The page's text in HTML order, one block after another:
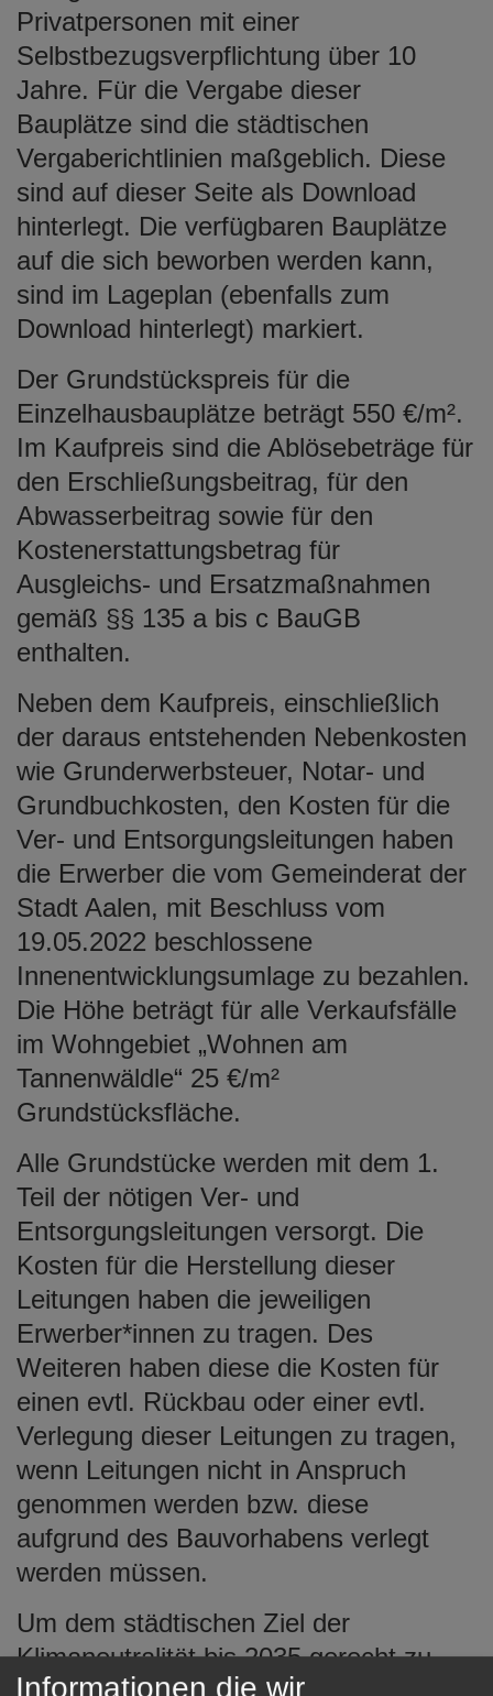
Privatpersonen mit einer
Selbstbezugsverpflichtung über 10
Jahre. Für die Vergabe dieser
Bauplätze sind die städtischen
Vergaberichtlinien maßgeblich. Diese
sind auf dieser Seite als Download
hinterlegt. Die verfügbaren Bauplätze
auf die sich beworben werden kann,
sind im Lageplan (ebenfalls zum
Download hinterlegt) markiert.
Der Grundstückspreis für die
Einzelhausbauplätze beträgt 550 €/m².
Im Kaufpreis sind die Ablösebeträge für
den Erschließungsbeitrag, für den
Abwasserbeitrag sowie für den
Kostenerstattungsbetrag für
Ausgleichs- und Ersatzmaßnahmen
gemäß §§ 135 a bis c BauGB
enthalten.
Neben dem Kaufpreis, einschließlich
der daraus entstehenden Nebenkosten
wie Grunderwerbsteuer, Notar- und
Grundbuchkosten, den Kosten für die
Ver- und Entsorgungsleitungen haben
die Erwerber die vom Gemeinderat der
Stadt Aalen, mit Beschluss vom
19.05.2022 beschlossene
Innenentwicklungsumlage zu bezahlen.
Die Höhe beträgt für alle Verkaufsfälle
im Wohngebiet „Wohnen am
Tannenwäldle“ 25 €/m²
Grundstücksfläche.
Alle Grundstücke werden mit dem 1.
Teil der nötigen Ver- und
Entsorgungsleitungen versorgt. Die
Kosten für die Herstellung dieser
Leitungen haben die jeweiligen
Erwerber*innen zu tragen. Des
Weiteren haben diese die Kosten für
einen evtl. Rückbau oder einer evtl.
Verlegung dieser Leitungen zu tragen,
wenn Leitungen nicht in Anspruch
genommen werden bzw. diese
aufgrund des Bauvorhabens verlegt
werden müssen.
Um dem städtischen Ziel der
Klimaneutralität bis 2035 gerecht zu
Informationen die wir